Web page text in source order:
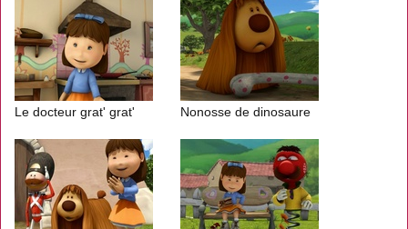
Le docteur grat' grat' Nonosse de dinosaure